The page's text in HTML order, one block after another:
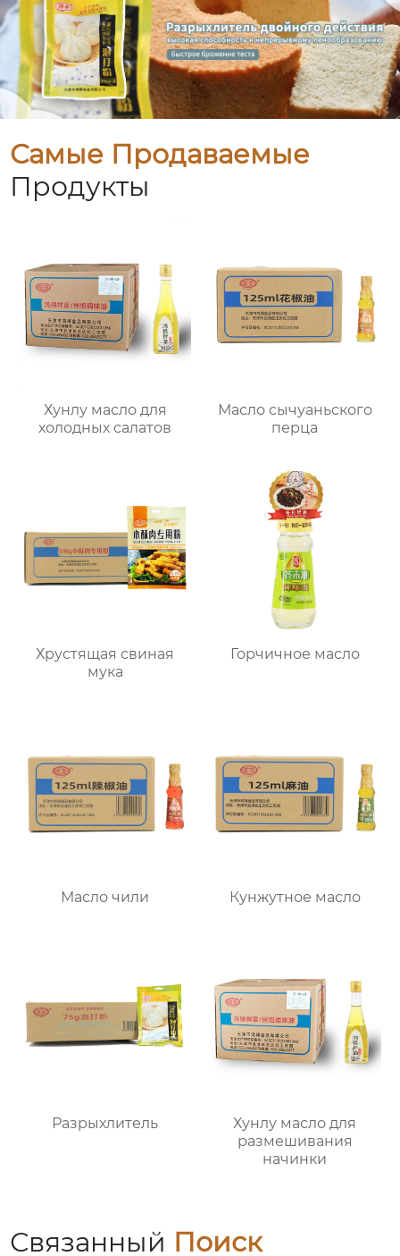
Самые Продаваемые
Продукты
Хунлу масло для
холодных салатов
Масло сычуаньского
перца
Хрустящая свиная
мука
Горчичное масло
Масло чили Кунжутное масло
Разрыхлитель
Хунлу масло для
размешивания
начинки
Связанный Поиск